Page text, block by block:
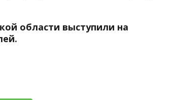
области выступили на